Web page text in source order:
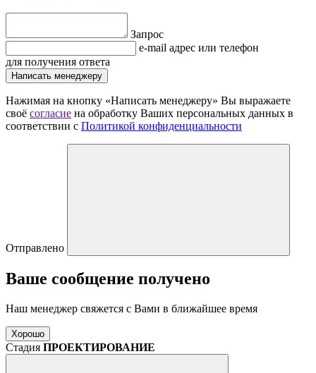
Запрос
e-mail адрес или телефон
для получения ответа
Написать менеджеру
Нажимая на кнопку «Написать менеджеру» Вы выражаете
своё согласие на обработку Ваших персональных данных в
соответствии с Политикой конфиденциальности
Отправлено
Ваше сообщение получено
Наш менеджер свяжется с Вами в ближайшее время
Хорошо
Стадия ПРОЕКТИРОВАНИЕ